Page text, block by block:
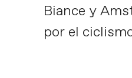
Biance y
por el